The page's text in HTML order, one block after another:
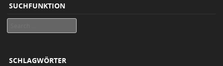
SUCHFUNKTION
SCHLAGWÖRTER